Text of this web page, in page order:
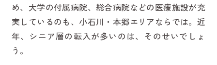
め、大学の付属病院、総合病院などの医療施設が充
実しているのも、小石川・本郷エリアならでは。近
年、シニア層の転入が多いのは、そのせいでしょ
う。